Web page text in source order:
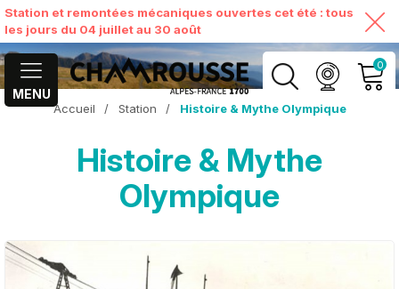
Station et remontées mécaniques ouvertes cet été : tous
les jours du 04 juillet au 30 août
MENU
0
MON COMPTE
VOIR MON PANIER
Accueil / Station / Histoire & Mythe Olympique
Histoire & Mythe
Olympique